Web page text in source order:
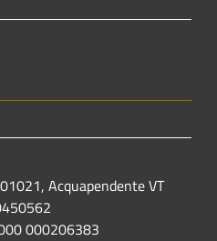
Acquapendente VT
000206383